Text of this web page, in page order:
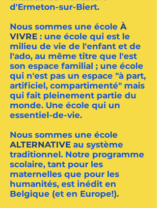
d'Ermeton-sur-Biert.
Nous sommes une école À
VIVRE : une école qui est le
milieu de vie de l'enfant et de
l'ado, au même titre que l'est
son espace familial ; une école
qui n'est pas un espace "à part,
artificiel, compartimenté" mais
qui fait pleinement partie du
monde. Une école qui un
essentiel-de-vie.
Nous sommes une école
ALTERNATIVE au système
traditionnel. Notre programme
scolaire, tant pour les
maternelles que pour les
humanités, est inédit en
Belgique (et en Europe!).